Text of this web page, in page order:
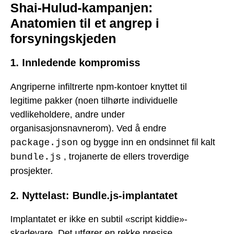
Shai-Hulud-kampanjen:
Anatomien til et angrep i
forsyningskjeden
1. Innledende kompromiss
Angriperne infiltrerte npm-kontoer knyttet til
legitime pakker (noen tilhørte individuelle
vedlikeholdere, andre under
organisasjonsnavnerom). Ved å endre
package.json og bygge inn en ondsinnet fil kalt
bundle.js , trojanerte de ellers troverdige
prosjekter.
2. Nyttelast: Bundle.js-implantatet
Implantatet er ikke en subtil «script kiddie»-